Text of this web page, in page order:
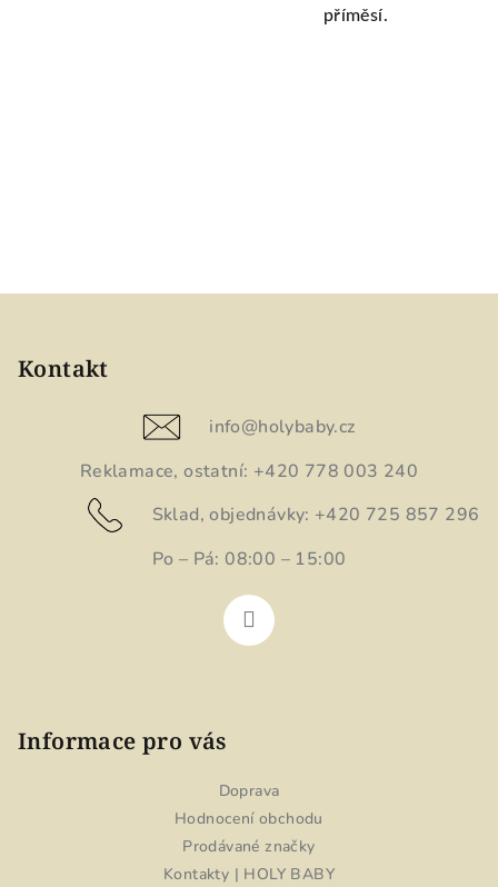
příměsí.
Kontakt
info@holybaby.cz
Reklamace, ostatní: +420 778 003 240
Sklad, objednávky: +420 725 857 296
Po – Pá: 08:00 – 15:00
Informace pro vás
Doprava
Hodnocení obchodu
Prodávané značky
Kontakty | HOLY BABY